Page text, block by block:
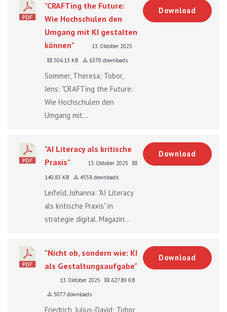
"CRAFTing the Future:
Wie Hochschulen den
Umgang mit KI gestalten
können"
13. Oktober 2025
506.13 KB
6370 downloads
Sommer, Theresa; Tobor,
Jens: "CRAFTing the Future:
Wie Hochschulen den
Umgang mit...
Download
"AI Literacy als kritische
Praxis"
13. Oktober 2025
140.83 KB
4558 downloads
Leifeld, Johanna: "AI Literacy
als kritische Praxis" in
strategie digital. Magazin...
Download
"Nicht ob, sondern wie: KI
als Gestaltungsaufgabe"
13. Oktober 2025
627.89 KB
5077 downloads
Friedrich, Julius-David; Tobor,
Download